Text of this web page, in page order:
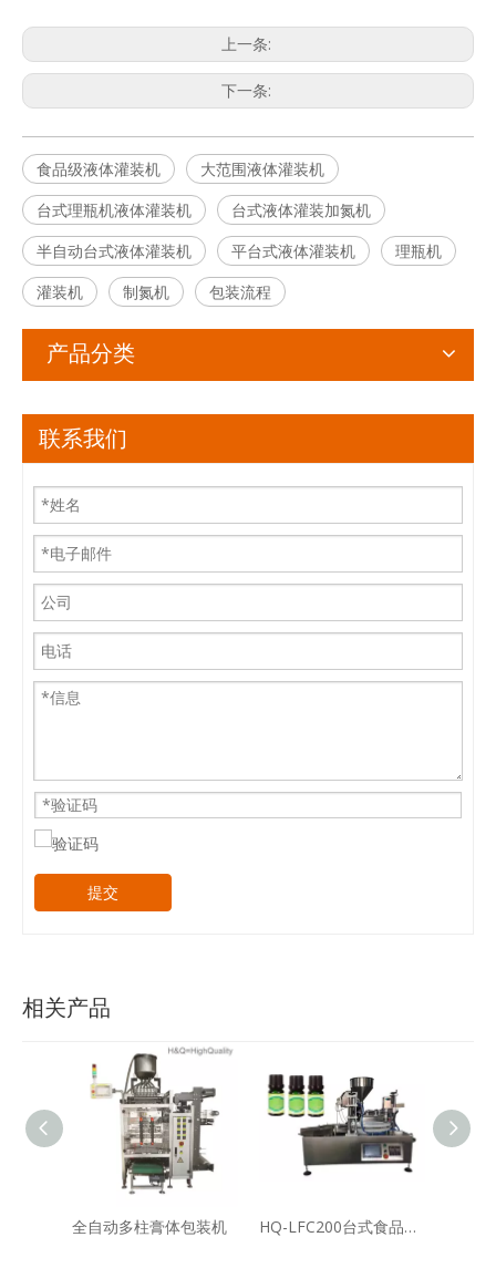
上一条:
下一条:
食品级液体灌装机
大范围液体灌装机
台式理瓶机液体灌装机
台式液体灌装加氮机
半自动台式液体灌装机
平台式液体灌装机
理瓶机
灌装机
制氮机 包装流程
产品分类
联系我们
提交
相关产品
全自动多柱膏体包装机 HQ-LFC200台式食品级药液灌装旋盖机